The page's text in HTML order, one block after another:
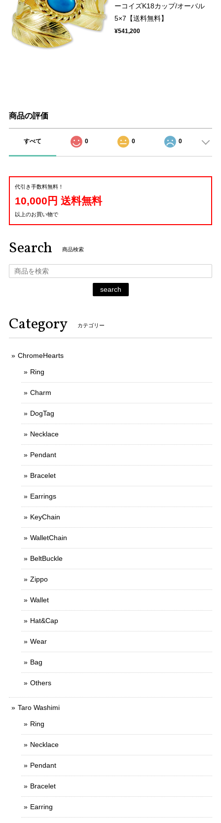
ーコイズK18カップ/オーバル
5×7【送料無料】
¥541,200
商品の評価
すべて 0 0 0
代引き手数料無料！
10,000円 送料無料
以上のお買い物で
Search 商品検索
search
Category カテゴリー
ChromeHearts
Ring
Charm
DogTag
Necklace
Pendant
Bracelet
Earrings
KeyChain
WalletChain
BeltBuckle
Zippo
Wallet
Hat&Cap
Wear
Bag
Others
Taro Washimi
Ring
Necklace
Pendant
Bracelet
Earring